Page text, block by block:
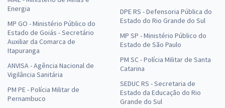
Energia
MP GO - Ministério Público do
Estado de Goiás - Secretário
Auxiliar da Comarca de
Itapuranga
ANVISA - Agência Nacional de
Vigilância Sanitária
PM PE - Polícia Militar de
Pernambuco
DPE RS - Defensoria Pública do
Estado do Rio Grande do Sul
MP SP - Ministério Público do
Estado de São Paulo
PM SC - Polícia Militar de Santa
Catarina
SEDUC RS - Secretaria de
Estado da Educação do Rio
Grande do Sul